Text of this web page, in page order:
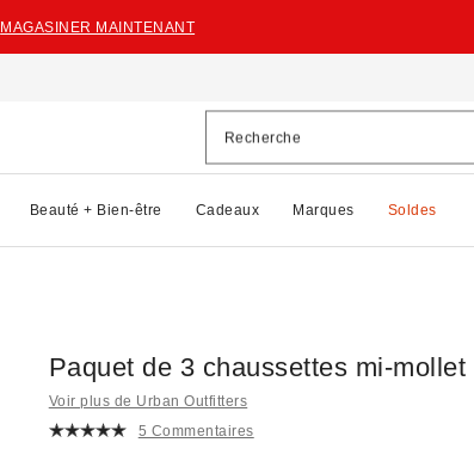
MAGASINER MAINTENANT
Beauté + Bien-être Cadeaux Marques Soldes
Paquet de 3 chaussettes mi-mollet
Voir plus de Urban Outfitters
5 Commentaires